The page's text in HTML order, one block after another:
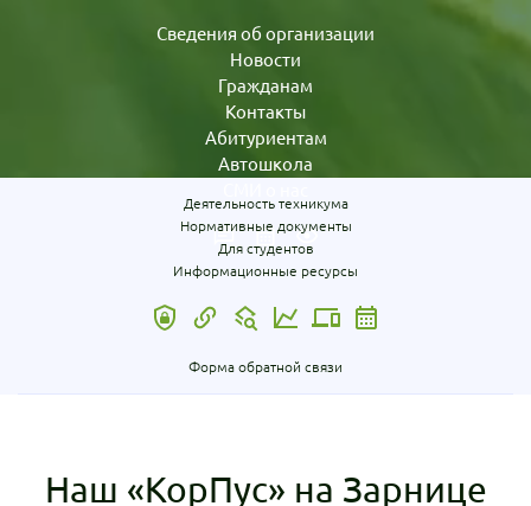
Сведения об организации
Новости
Гражданам
Контакты
Абитуриентам
Автошкола
Деятельность техникума
Нормативные документы
Для студентов
Информационные ресурсы
Форма обратной связи
Наш «КорПус» на Зарнице